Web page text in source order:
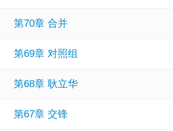
第70章 合并
第69章 对照组
第68章 耿立华
第67章 交锋